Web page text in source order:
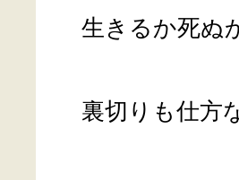
生きるか死ぬ
裏切りも仕方